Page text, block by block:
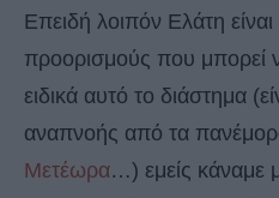
Επειδή λοιπόν Ελάτη
προορισμούς που μπορεί
ειδικά αυτό το διάστημα
αναπνοής από τα
Μετέωρα…) εμείς κάναμε